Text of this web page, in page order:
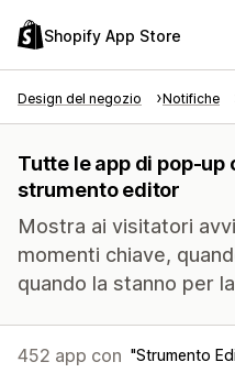
Shopify App Store
Design del negozio Notifiche
Tutte le app di pop-up
strumento editor
Mostra ai visitatori
momenti chiave,
quando la stanno per
452 app con Strumento